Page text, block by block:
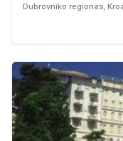
Dubrovniko regionas,